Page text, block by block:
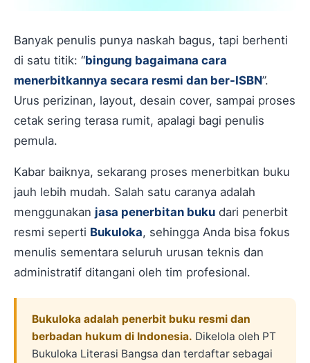
Banyak penulis punya naskah bagus, tapi berhenti
di satu titik: “bingung bagaimana cara
menerbitkannya secara resmi dan ber-ISBN”.
Urus perizinan, layout, desain cover, sampai proses
cetak sering terasa rumit, apalagi bagi penulis
pemula.
Kabar baiknya, sekarang proses menerbitkan buku
jauh lebih mudah. Salah satu caranya adalah
menggunakan jasa penerbitan buku dari penerbit
resmi seperti Bukuloka, sehingga Anda bisa fokus
menulis sementara seluruh urusan teknis dan
administratif ditangani oleh tim profesional.
Bukuloka adalah penerbit buku resmi dan
berbadan hukum di Indonesia. Dikelola oleh PT
Bukuloka Literasi Bangsa dan terdaftar sebagai